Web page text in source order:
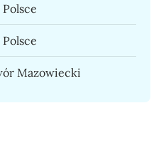
Mazowiecki